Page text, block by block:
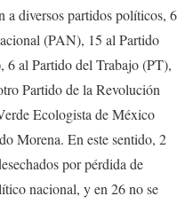
a diversos partidos políticos, 6
(PAN), 15 al Partido
al Partido del Trabajo (PT),
Partido de la Revolución
Ecologista de México
Morena. En este sentido, 2
por pérdida de
nacional, y en 26 no se